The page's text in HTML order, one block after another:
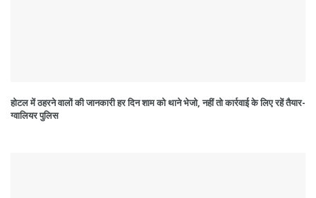
होटल में ठहरने वालों की जानकारी हर दिन शाम को थाने भेजो, नहीं तो कार्रवाई के लिए रहें तैयार-
ग्वालियर पुलिस